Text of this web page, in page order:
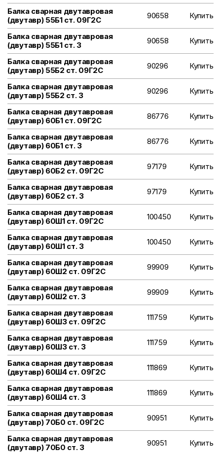
Балка сварная двутавровая
(двутавр) 55Б1 ст. 09Г2С
90658 Купить
Балка сварная двутавровая
(двутавр) 55Б1 ст. 3
90658 Купить
Балка сварная двутавровая
(двутавр) 55Б2 ст. 09Г2С
90296 Купить
Балка сварная двутавровая
(двутавр) 55Б2 ст. 3
90296 Купить
Балка сварная двутавровая
(двутавр) 60Б1 ст. 09Г2С
86776 Купить
Балка сварная двутавровая
(двутавр) 60Б1 ст. 3
86776 Купить
Балка сварная двутавровая
(двутавр) 60Б2 ст. 09Г2С
97179 Купить
Балка сварная двутавровая
(двутавр) 60Б2 ст. 3
97179 Купить
Балка сварная двутавровая
(двутавр) 60Ш1 ст. 09Г2С
100450 Купить
Балка сварная двутавровая
(двутавр) 60Ш1 ст. 3
100450 Купить
Балка сварная двутавровая
(двутавр) 60Ш2 ст. 09Г2С
99909 Купить
Балка сварная двутавровая
(двутавр) 60Ш2 ст. 3
99909 Купить
Балка сварная двутавровая
(двутавр) 60Ш3 ст. 09Г2С
111759 Купить
Балка сварная двутавровая
(двутавр) 60Ш3 ст. 3
111759 Купить
Балка сварная двутавровая
(двутавр) 60Ш4 ст. 09Г2С
111869 Купить
Балка сварная двутавровая
(двутавр) 60Ш4 ст. 3
111869 Купить
Балка сварная двутавровая
(двутавр) 70Б0 ст. 09Г2С
90951 Купить
Балка сварная двутавровая
(двутавр) 70Б0 ст. 3
90951 Купить